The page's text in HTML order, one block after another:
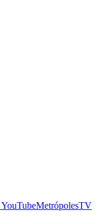
YouTubeMetrópolesTV